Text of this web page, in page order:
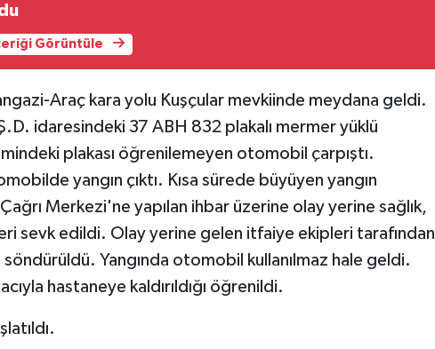
Görüntüle
Araç kara yolu Kuşçular mevkiinde meydana geldi.
idaresindeki 37 ABH 832 plakalı mermer yüklü
plakası öğrenilemeyen otomobil çarpıştı.
yangın çıktı. Kısa sürede büyüyen yangın
Merkezi'ne yapılan ihbar üzerine olay yerine sağlık,
sevk edildi. Olay yerine gelen itfaiye ekipleri tarafından
Yangında otomobil kullanılmaz hale geldi.
hastaneye kaldırıldığı öğrenildi.